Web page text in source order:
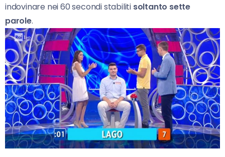
indovinare nei 60 secondi stabiliti soltanto sette
parole.